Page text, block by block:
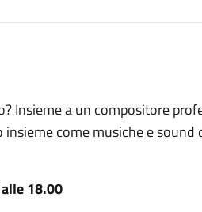
Insieme a un compositore
come musiche e sound
alle 18.00